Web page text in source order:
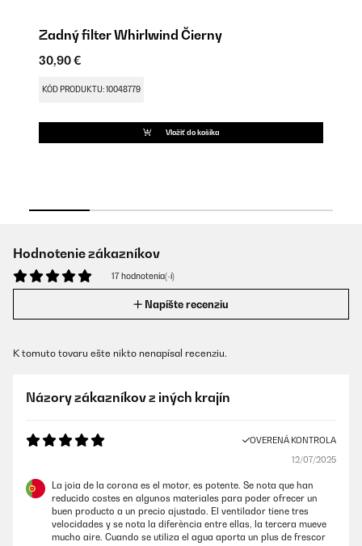
Zadný filter Whirlwind Čierny
30,90 €
KÓD PRODUKTU: 10048779
Vložiť do košíka
Hodnotenie zákazníkov
17 hodnotenia(-í)
Napíšte recenziu
K tomuto tovaru ešte nikto nenapísal recenziu.
Názory zákazníkov z iných krajín
OVERENÁ KONTROLA
12/07/2025
La joia de la corona es el motor, es potente. Se nota que han
reducido costes en algunos materiales para poder ofrecer un
buen producto a un precio ajustado. El ventilador tiene tres
velocidades y se nota la diferència entre ellas, la tercera mueve
mucho aire. Cuando se utiliza el agua aporta un plus de frescor